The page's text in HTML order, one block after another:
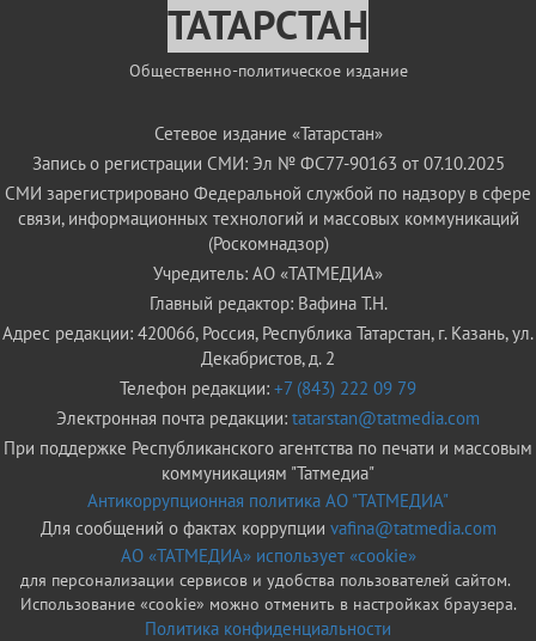
ТАТАРСТАН
Общественно-политическое издание
Сетевое издание «Татарстан»
Запись о регистрации СМИ: Эл № ФС77-90163 от 07.10.2025
СМИ зарегистрировано Федеральной службой по надзору в сфере
связи, информационных технологий и массовых коммуникаций
(Роскомнадзор)
Учредитель: АО «ТАТМЕДИА»
Главный редактор: Вафина Т.Н.
Адрес редакции: 420066, Россия, Республика Татарстан, г. Казань, ул.
Декабристов, д. 2
Телефон редакции: +7 (843) 222 09 79
Электронная почта редакции: tatarstan@tatmedia.com
При поддержке Республиканского агентства по печати и массовым
коммуникациям "Татмедиа"
Антикоррупционная политика АО "ТАТМЕДИА"
Для сообщений о фактах коррупции vafina@tatmedia.com
АО «ТАТМЕДИА» использует «cookie»
для персонализации сервисов и удобства пользователей сайтом.
Использование «cookie» можно отменить в настройках браузера.
Политика конфиденциальности